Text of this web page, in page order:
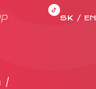
SK EN
/